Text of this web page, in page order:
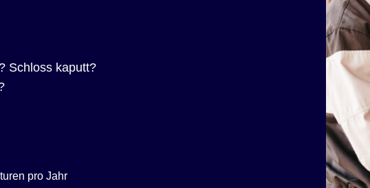
Schloss kaputt?
pro Jahr